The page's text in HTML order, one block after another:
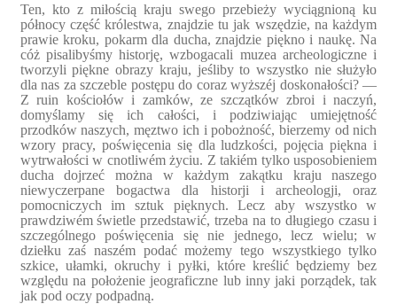
child
menu
Ten, kto z miłością kraju swego przebieży wyciągnioną ku
północy część królestwa, znajdzie tu jak wszędzie, na każdym
prawie kroku, pokarm dla ducha, znajdzie piękno i naukę. Na
cóż pisalibyśmy historję, wzbogacali muzea archeologiczne i
tworzyli piękne obrazy kraju, jeśliby to wszystko nie służyło
dla nas za szczeble postępu do coraz wyższéj doskonałości? —
Z ruin kościołów i zamków, ze szczątków zbroi i naczyń,
domyślamy się ich całości, i podziwiając umiejętność
przodków naszych, męztwo ich i pobożność, bierzemy od nich
wzory pracy, poświęcenia się dla ludzkości, pojęcia piękna i
wytrwałości w cnotliwém życiu. Z takiém tylko usposobieniem
ducha dojrzeć można w każdym zakątku kraju naszego
niewyczerpane bogactwa dla historji i archeologji, oraz
pomocniczych im sztuk pięknych. Lecz aby wszystko w
prawdziwém świetle przedstawić, trzeba na to długiego czasu i
szczególnego poświęcenia się nie jednego, lecz wielu; w
dziełku zaś naszém podać możemy tego wszystkiego tylko
szkice, ułamki, okruchy i pyłki, które kreślić będziemy bez
względu na położenie jeograficzne lub inny jaki porządek, tak
jak pod oczy podpadną.